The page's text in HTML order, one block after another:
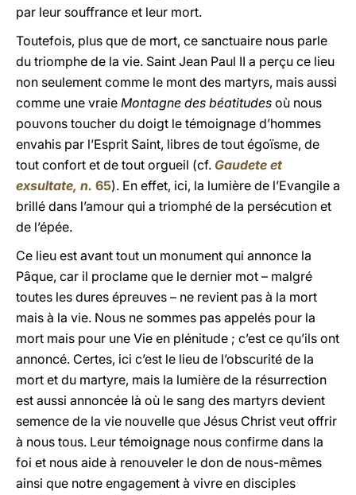
par leur souffrance et leur mort.
Toutefois, plus que de mort, ce sanctuaire nous parle
du triomphe de la vie. Saint Jean Paul II a perçu ce lieu
non seulement comme le mont des martyrs, mais aussi
comme une vraie Montagne des béatitudes où nous
pouvons toucher du doigt le témoignage d’hommes
envahis par l’Esprit Saint, libres de tout égoïsme, de
tout confort et de tout orgueil (cf. Gaudete et
exsultate, n. 65). En effet, ici, la lumière de l’Evangile a
brillé dans l’amour qui a triomphé de la persécution et
de l’épée.
Ce lieu est avant tout un monument qui annonce la
Pâque, car il proclame que le dernier mot – malgré
toutes les dures épreuves – ne revient pas à la mort
mais à la vie. Nous ne sommes pas appelés pour la
mort mais pour une Vie en plénitude ; c’est ce qu’ils ont
annoncé. Certes, ici c’est le lieu de l’obscurité de la
mort et du martyre, mais la lumière de la résurrection
est aussi annoncée là où le sang des martyrs devient
semence de la vie nouvelle que Jésus Christ veut offrir
à nous tous. Leur témoignage nous confirme dans la
foi et nous aide à renouveler le don de nous-mêmes
ainsi que notre engagement à vivre en disciples